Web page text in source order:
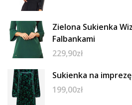
Zielona Sukienka
Falbankami
229,90zł
Sukienka na
199,00zł